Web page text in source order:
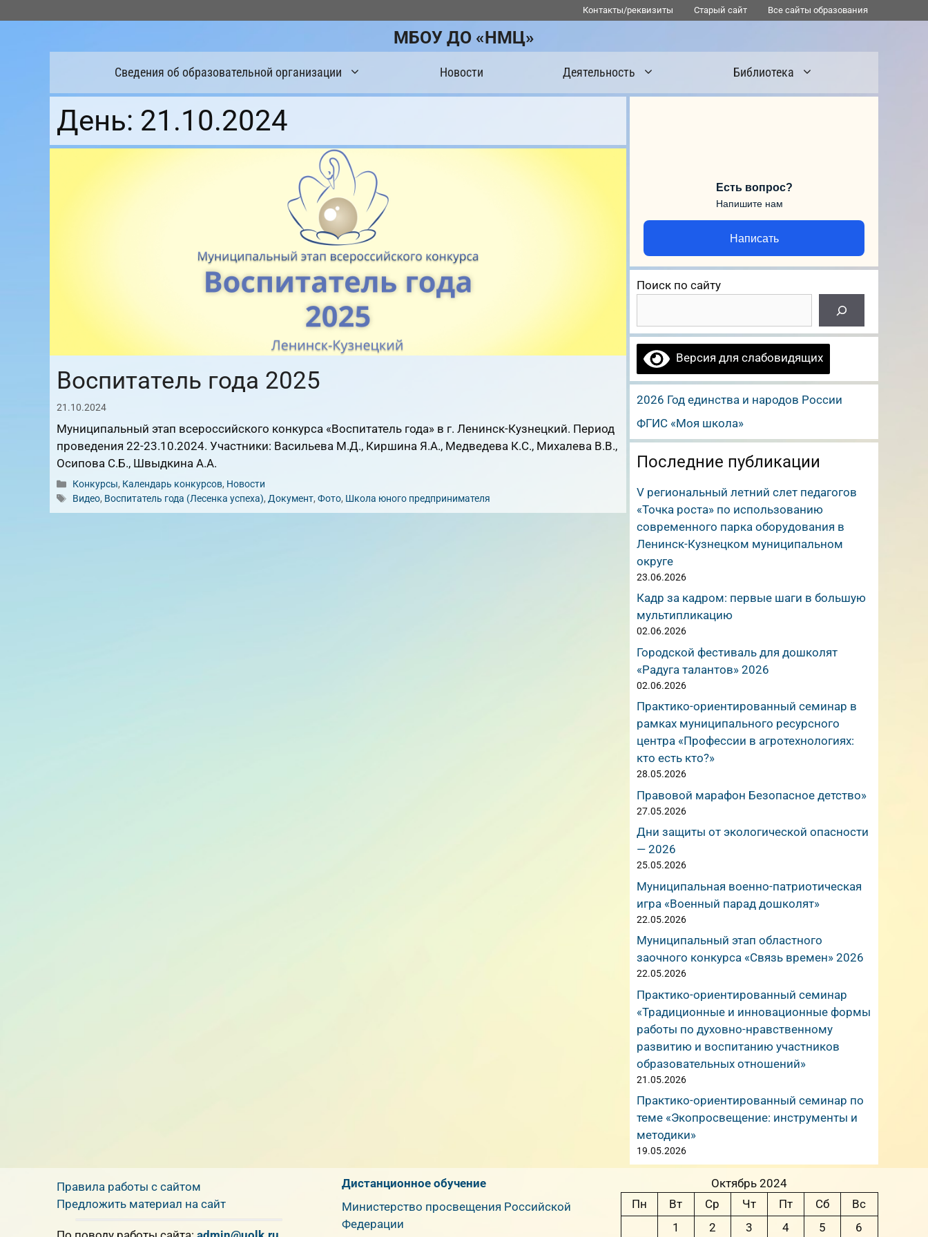
к
Контакты/реквизиты Старый сайт Все сайты образования
МБОУ ДО «НМЦ»
Сведения об образовательной организации Новости Деятельность Библиотека
День: 21.10.2024
Воспитатель года 2025
21.10.2024
Муниципальный этап всероссийского конкурса «Воспитатель года» в г. Ленинск-Кузнецкий. Период
проведения 22-23.10.2024. Участники: Васильева М.Д., Киршина Я.А., Медведева К.С., Михалева В.В.,
Осипова С.Б., Швыдкина А.А.
Рубрики
Конкурсы, Календарь конкурсов, Новости
Метки
Видео, Воспитатель года (Лесенка успеха),Документ,Фото, Школа юного предпринимателя
Есть вопрос?
Напишите нам
Написать
Поиск по сайту
Версия для слабовидящих
2026 Год единства и народов России
ФГИС «Моя школа»
Последние публикации
V региональный летний слет педагогов
«Точка роста» по использованию
современного парка оборудования в
Ленинск-Кузнецком муниципальном
округе
23.06.2026
Кадр за кадром: первые шаги в большую
мультипликацию
02.06.2026
Городской фестиваль для дошколят
«Радуга талантов» 2026
02.06.2026
Практико-ориентированный семинар в
рамках муниципального ресурсного
центра «Профессии в агротехнологиях:
кто есть кто?»
28.05.2026
Правовой марафон Безопасное детство»
27.05.2026
Дни защиты от экологической опасности
— 2026
25.05.2026
Муниципальная военно-патриотическая
игра «Военный парад дошколят»
22.05.2026
Муниципальный этап областного
заочного конкурса «Связь времен» 2026
22.05.2026
Практико-ориентированный семинар
«Традиционные и инновационные формы
работы по духовно-нравственному
развитию и воспитанию участников
образовательных отношений»
21.05.2026
Практико-ориентированный семинар по
теме «Экопросвещение: инструменты и
методики»
19.05.2026
Правила работы с сайтом
Предложить материал на сайт
Дистанционное обучение
Министерство просвещения Российской
Федерации
Октябрь 2024
Пн
Вт Ср Чт Пт Сб
Вс
1
2 3 4 5 6